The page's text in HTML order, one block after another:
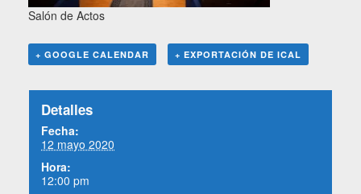
Salón de Actos
+ GOOGLE CALENDAR + EXPORTACIÓN DE ICAL
Detalles
Fecha:
12 mayo 2020
Hora:
12:00 pm